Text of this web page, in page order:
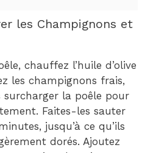
les Champignons et
chauffez l’huile d’olive
les champignons frais,
la poêle pour
Faites-les sauter
jusqu’à ce qu’ils
dorés. Ajoutez